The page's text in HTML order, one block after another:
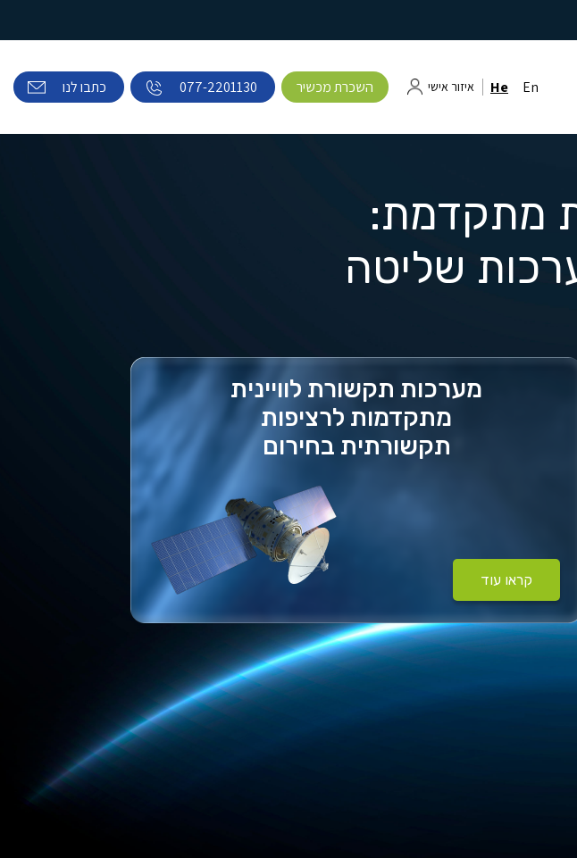
En
He איזור אישי השכרת מכשיר 077-2201130 כתבו לנו
מתקדמת:
שליטה
מערכות תקשורת לוויינית
מתקדמות לרציפות
תקשורתית בחירום
קראו עוד